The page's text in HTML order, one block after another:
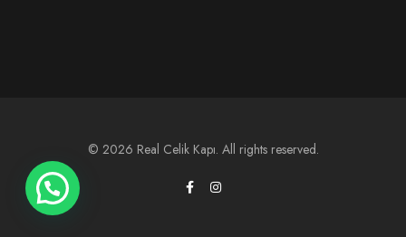
© 2026 Real Celik Kapı. All rights reserved.